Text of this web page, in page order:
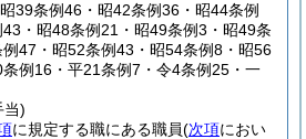
39条例46・昭42条例36・昭44条例
・昭48条例21・昭49条例3・昭49条
47・昭52条例43・昭54条例8・昭56
例16・平21条例7・令4条例25・一
当)
に規定する職にある職員(次項におい